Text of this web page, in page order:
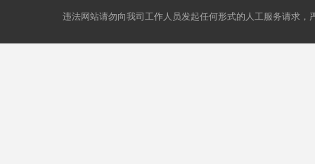
违法网站请勿向我司工作人员发起任何形式的人工服务请求，